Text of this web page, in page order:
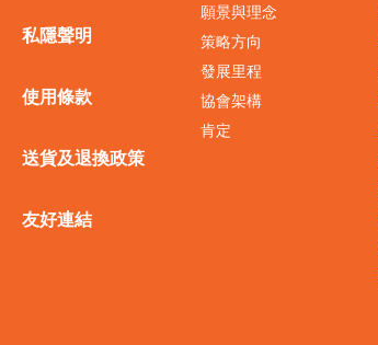
私隱聲明
使用條款
送貨及退換政策
友好連結
願景與理念
策略方向
發展里程
協會架構
肯定